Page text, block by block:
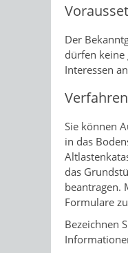
Der
dürfen keine
Interessen
Sie können
in das
das
beantragen.
Formulare
Bezeichnen